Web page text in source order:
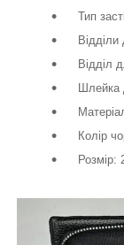
Тип
Відділи
Відділ
Шлейка
Колір
Розмір: